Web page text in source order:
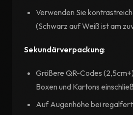
Verwenden Sie
(Schwarz auf Weiß ist am
Sekundärverpackung:
Größere QR-Codes
Boxen und Kartons
Auf Augenhöhe bei